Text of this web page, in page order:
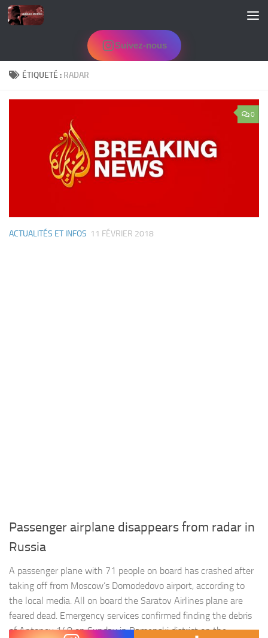
Skip to content
Suivez-nous
ÉTIQUETÉ : RADAR
0
ACTUALITÉS ET INFOS 11 FÉVRIER 2018
Passenger airplane disappears from radar in
Russia
A passenger plane with 71 people on board has crashed after
taking off from Moscow’s Domodedovo airport, according to
the local media. All on board the Saratov Airlines plane are
feared dead. Emergency services confirmed finding the debris
of Antonov 148 on Sunday in Ramenski district on the